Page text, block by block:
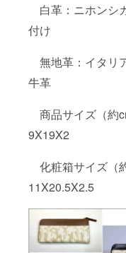
白革：ニホンシ
付け
無地革：イタリ
牛革
商品サイズ（約
9X19X2
化粧箱サイズ（
11X20.5X2.5